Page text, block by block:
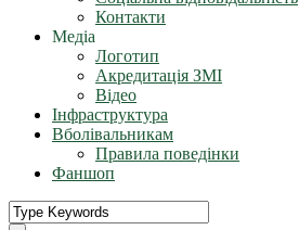
Контакти
Медіа
Логотип
Акредитація ЗМІ
Відео
Інфраструктура
Вболівальникам
Правила поведінки
Фаншоп